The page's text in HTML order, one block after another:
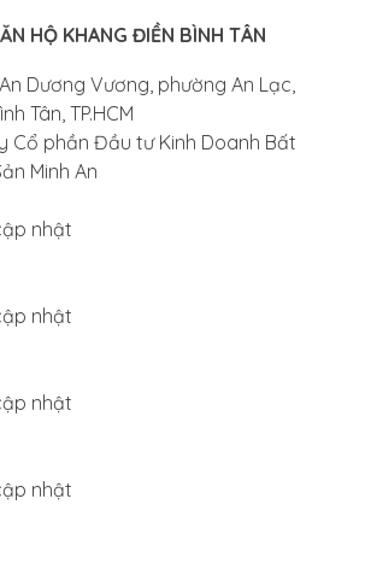
HỘ KHANG ĐIỀN BÌNH TÂN
Dương Vương, phường An Lạc,
Tân, TP.HCM
Cổ phần Đầu tư Kinh Doanh Bất
Minh An
nhật
nhật
nhật
nhật